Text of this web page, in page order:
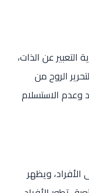
التعبير عن الذات،
الروح من
وعدم الاستسلام
الأفراد، ويظهر